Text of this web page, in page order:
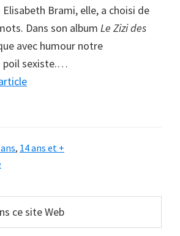
Elisabeth Brami, elle, a choisi de
Dans son album Le Zizi des
avec humour notre
sexiste.…
à
filles
, 14 ans et +